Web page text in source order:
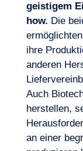
geistigem
how. Die
ihre
anderen
Auch
herstellen,
an einer